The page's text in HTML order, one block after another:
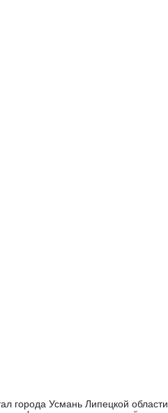
города Усмань Липецкой области.